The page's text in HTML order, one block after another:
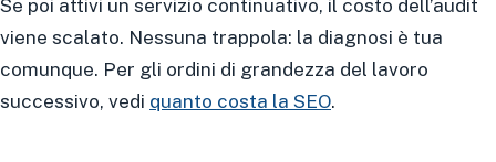
Se poi attivi un servizio continuativo, il costo dell’audit
viene scalato. Nessuna trappola: la diagnosi è tua
comunque. Per gli ordini di grandezza del lavoro
successivo, vedi quanto costa la SEO.